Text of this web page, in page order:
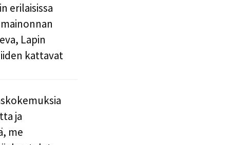
erilaisissa
Lapin
kattavat
ja
me